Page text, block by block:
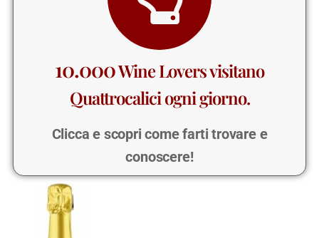
10.000Wine Lovers visitano
Quattrocalici ogni giorno.
Clicca e scopri come farti trovare e
conoscere!